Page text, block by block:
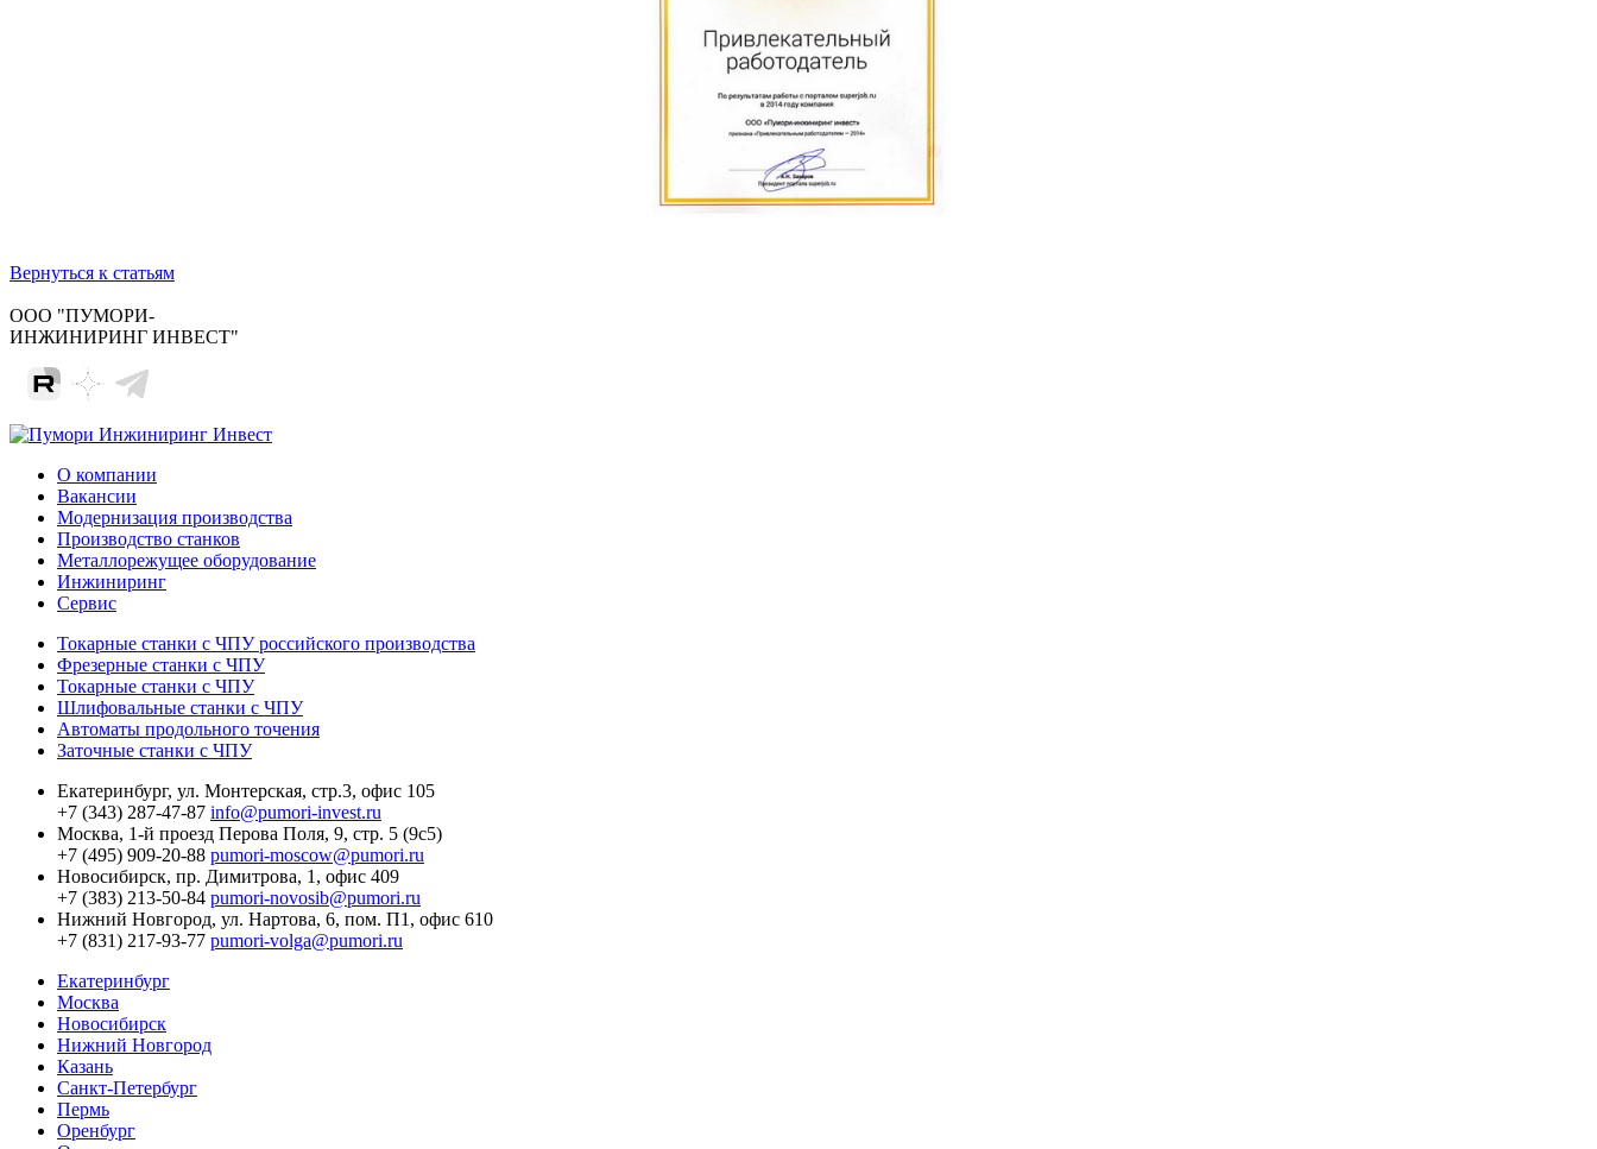
Вернуться к статьям
ООО "ПУМОРИ-
ИНЖИНИРИНГ ИНВЕСТ"
О компании
Вакансии
Модернизация производства
Производство станков
Металлорежущее оборудование
Инжиниринг
Сервис
Токарные станки с ЧПУ российского производства
Фрезерные станки с ЧПУ
Токарные станки с ЧПУ
Шлифовальные станки с ЧПУ
Автоматы продольного точения
Заточные станки с ЧПУ
Екатеринбург, ул. Монтерская, стр.3, офис 105
+7 (343) 287-47-87 info@pumori-invest.ru
Москва, 1-й проезд Перова Поля, 9, стр. 5 (9с5)
+7 (495) 909-20-88 pumori-moscow@pumori.ru
Новосибирск, пр. Димитрова, 1, офис 409
+7 (383) 213-50-84 pumori-novosib@pumori.ru
Нижний Новгород, ул. Нартова, 6, пом. П1, офис 610
+7 (831) 217-93-77 pumori-volga@pumori.ru
Екатеринбург
Москва
Новосибирск
Нижний Новгород
Казань
Санкт-Петербург
Пермь
Оренбург